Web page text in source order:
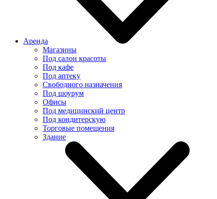
Аренда
Магазины
Под салон красоты
Под кафе
Под аптеку
Свободного назначения
Под шоурум
Офисы
Под медицинский центр
Под кондитерскую
Торговые помещения
Здание